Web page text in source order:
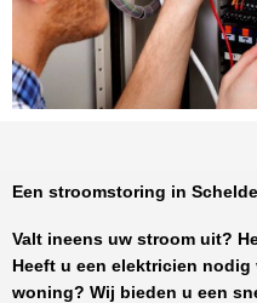
Een stroomstoring in
Valt ineens uw stroom uit?
Heeft u een elektricien nodig
woning? Wij bieden u een